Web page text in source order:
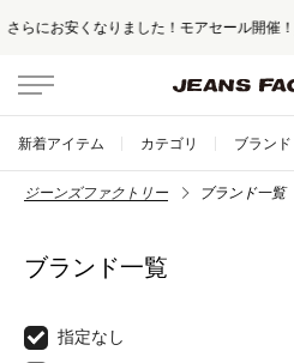
セール対象外アイテムは
新着アイテム カテゴリ ブランド
ジーンズファクトリー ブランド一覧
ブランド一覧
指定なし